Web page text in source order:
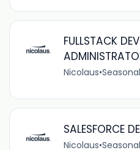
FULLSTACK
Nicolaus•Seasonal
SALESFORCE
Nicolaus•Seasonal